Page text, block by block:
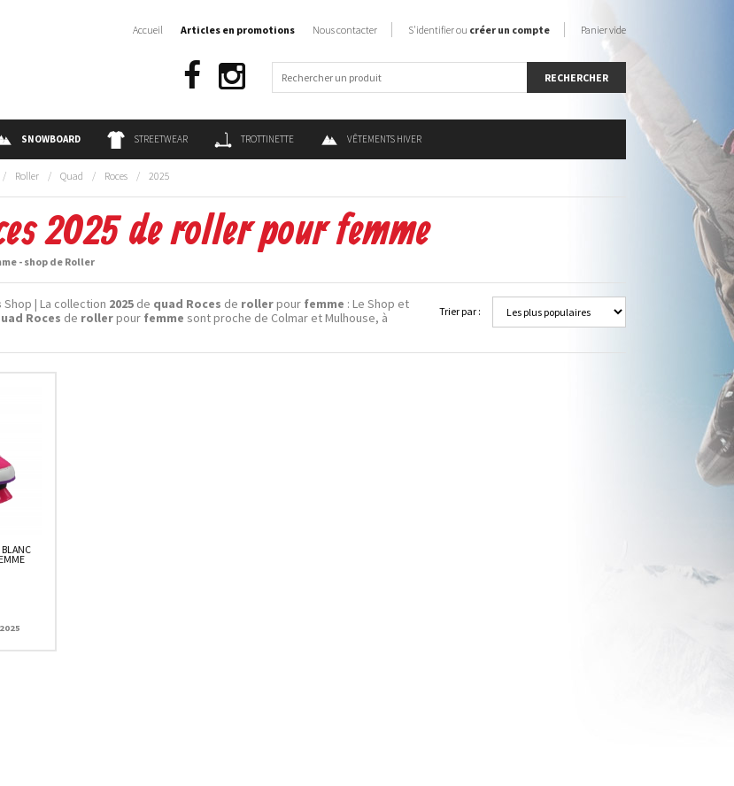
SNOWBOARD STREETWEAR TROTTINETTE VÊTEMENTS HIVER
Accueil Articles en promotions Nous contacter S'identifier ou créer un compte Panier vide
/ Roller / Quad / Roces / 2025
2025 de roller pour femme
- shop de Roller
Trier par :
Shop | La collection 2025 de quad Roces de rollerpour femme : Le Shop et
Roces de rollerpour femme sont proche de Colmar et Mulhouse, à